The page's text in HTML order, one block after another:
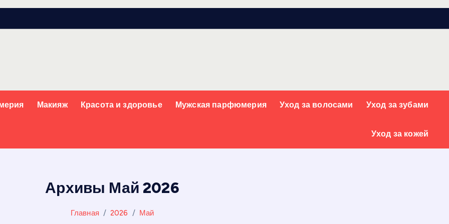
Макияж Красота и здоровье Мужская парфюмерия Уход за волосами Уход за зубами
Уход за кожей
Архивы Май 2026
Главная 2026 Май